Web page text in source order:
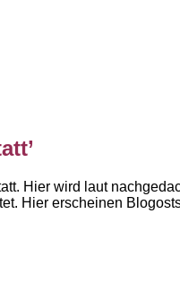
’
Hier wird laut
Hier erscheinen